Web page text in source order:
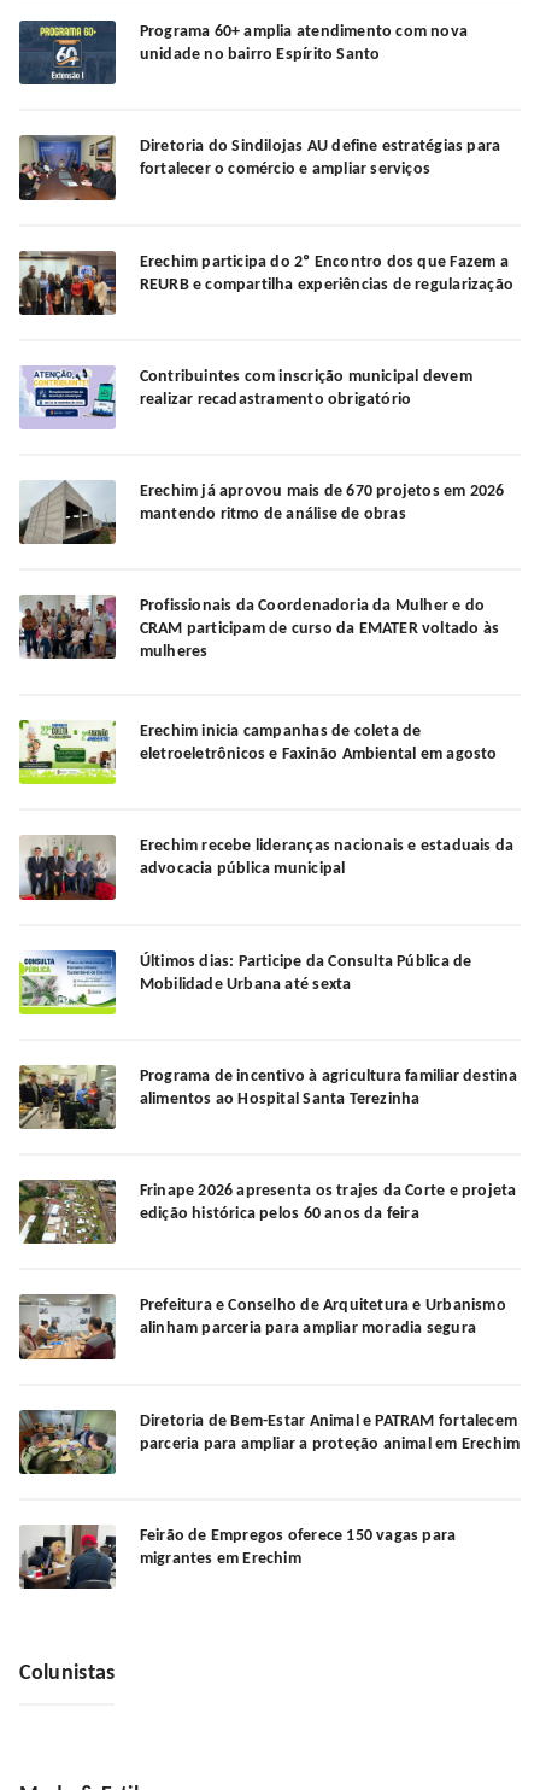
Programa 60+ amplia atendimento com nova
unidade no bairro Espírito Santo
Diretoria do Sindilojas AU define estratégias para
fortalecer o comércio e ampliar serviços
Erechim participa do 2º Encontro dos que Fazem a
REURB e compartilha experiências de regularização
Contribuintes com inscrição municipal devem
realizar recadastramento obrigatório
Erechim já aprovou mais de 670 projetos em 2026
mantendo ritmo de análise de obras
Profissionais da Coordenadoria da Mulher e do
CRAM participam de curso da EMATER voltado às
mulheres
Erechim inicia campanhas de coleta de
eletroeletrônicos e Faxinão Ambiental em agosto
Erechim recebe lideranças nacionais e estaduais da
advocacia pública municipal
Últimos dias: Participe da Consulta Pública de
Mobilidade Urbana até sexta
Programa de incentivo à agricultura familiar destina
alimentos ao Hospital Santa Terezinha
Frinape 2026 apresenta os trajes da Corte e projeta
edição histórica pelos 60 anos da feira
Prefeitura e Conselho de Arquitetura e Urbanismo
alinham parceria para ampliar moradia segura
Diretoria de Bem-Estar Animal e PATRAM fortalecem
parceria para ampliar a proteção animal em Erechim
Feirão de Empregos oferece 150 vagas para
migrantes em Erechim
Colunistas